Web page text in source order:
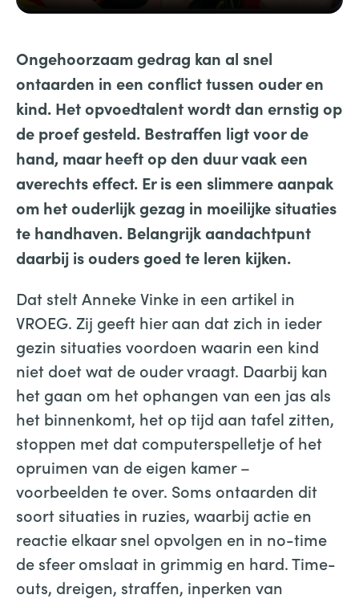
Ongehoorzaam gedrag kan al snel
ontaarden in een conflict tussen ouder en
kind. Het opvoedtalent wordt dan ernstig op
de proef gesteld. Bestraffen ligt voor de
hand, maar heeft op den duur vaak een
averechts effect. Er is een slimmere aanpak
om het ouderlijk gezag in moeilijke situaties
te handhaven. Belangrijk aandachtpunt
daarbij is ouders goed te leren kijken.
Dat stelt Anneke Vinke in een artikel in
VROEG. Zij geeft hier aan dat zich in ieder
gezin situaties voordoen waarin een kind
niet doet wat de ouder vraagt. Daarbij kan
het gaan om het ophangen van een jas als
het binnenkomt, het op tijd aan tafel zitten,
stoppen met dat computerspelletje of het
opruimen van de eigen kamer –
voorbeelden te over. Soms ontaarden dit
soort situaties in ruzies, waarbij actie en
reactie elkaar snel opvolgen en in no-time
de sfeer omslaat in grimmig en hard. Time-
outs, dreigen, straffen, inperken van